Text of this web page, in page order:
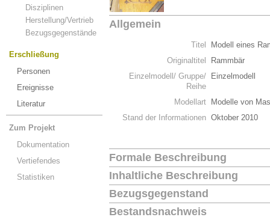
Disziplinen
Herstellung/Vertrieb
Bezugsgegenstände
Erschließung
Personen
Ereignisse
Literatur
Zum Projekt
Dokumentation
Vertiefendes
Statistiken
Allgemein
Titel
Modell eines
Originaltitel
Rammbär
Einzelmodell/ Gruppe/
Reihe
Einzelmodell
Modellart
Modelle von
Stand der Informationen Oktober 2010
Formale Beschreibung
Inhaltliche Beschreibung
Bezugsgegenstand
Bestandsnachweis